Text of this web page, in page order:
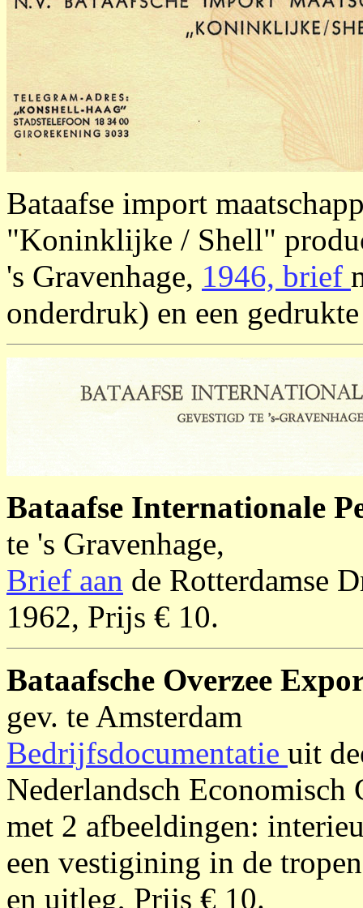
Bataafse import
"Koninklijke / Shell"
's Gravenhage, 1946, brief
onderdruk) en een
Bataafse Internationale
te 's Gravenhage,
Brief aan de Rotterdamse
1962, Prijs € 10.
Bataafsche Overzee
gev. te Amsterdam
Bedrijfsdocumentatie uit
Nederlandsch
met 2 afbeeldingen:
een vestigining in de
en uitleg, Prijs € 10.